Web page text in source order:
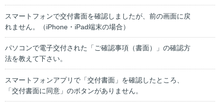
スマートフォンで交付書面を確認しましたが、前の画面に戻
れません。（iPhone・iPad端末の場合）
パソコンで電子交付された「ご確認事項（書面）」の確認方
法を教えて下さい。
スマートフォンアプリで「交付書面」を確認したところ、
「交付書面に同意」のボタンがありません。